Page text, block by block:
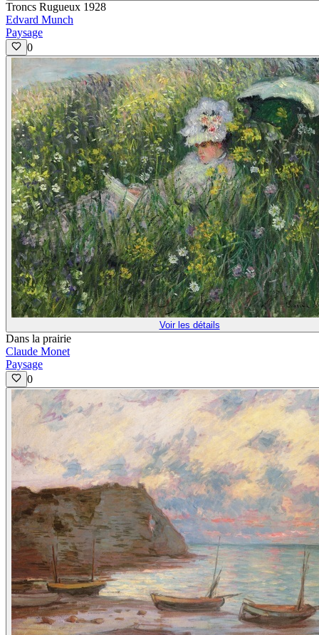
Troncs Rugueux 1928
Edvard Munch
Paysage
0
Voir les détails
Dans la prairie
Claude Monet
Paysage
0